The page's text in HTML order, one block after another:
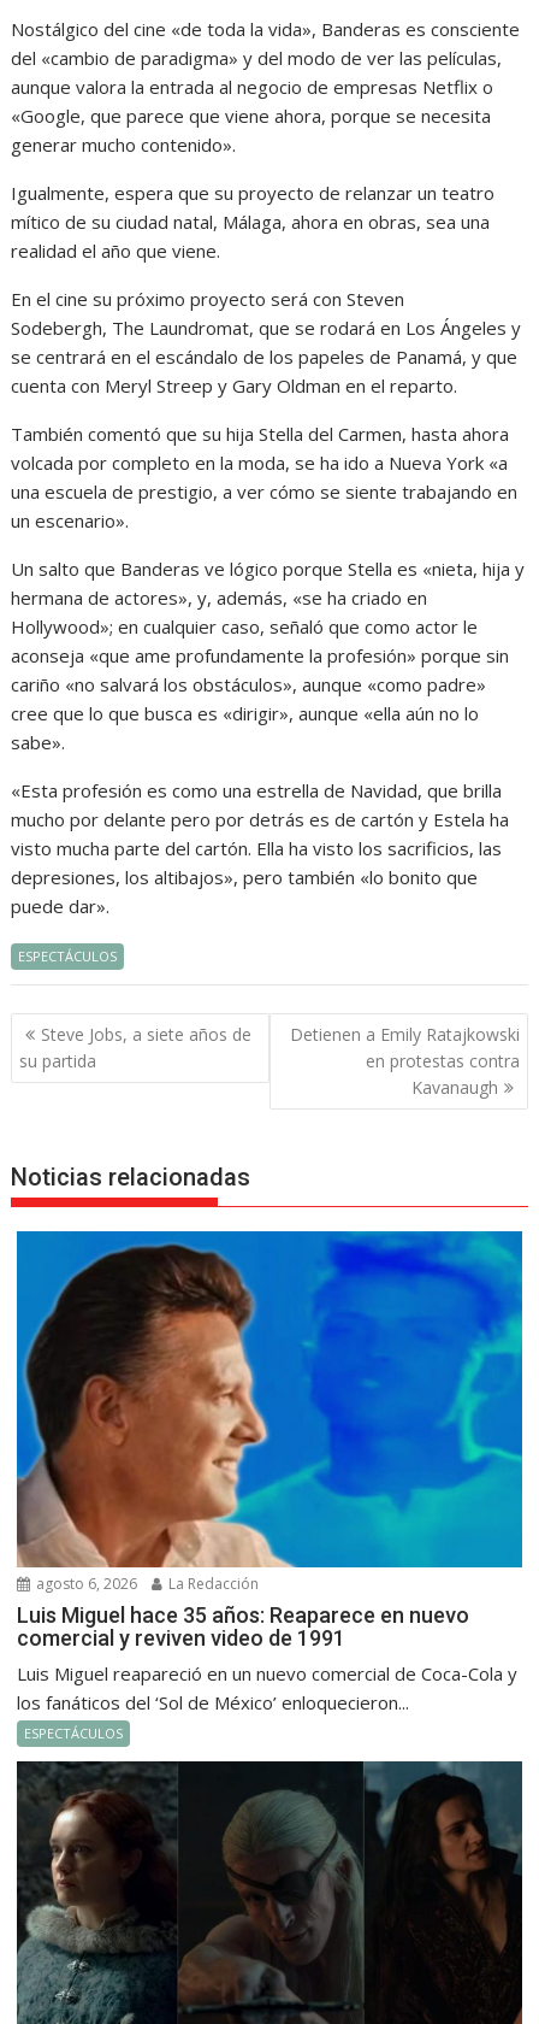
Nostálgico del cine «de toda la vida», Banderas es consciente
del «cambio de paradigma» y del modo de ver las películas,
aunque valora la entrada al negocio de empresas Netflix o
«Google, que parece que viene ahora, porque se necesita
generar mucho contenido».
Igualmente, espera que su proyecto de relanzar un teatro
mítico de su ciudad natal, Málaga, ahora en obras, sea una
realidad el año que viene.
En el cine su próximo proyecto será con Steven
Sodebergh, The Laundromat, que se rodará en Los Ángeles y
se centrará en el escándalo de los papeles de Panamá, y que
cuenta con Meryl Streep y Gary Oldman en el reparto.
También comentó que su hija Stella del Carmen, hasta ahora
volcada por completo en la moda, se ha ido a Nueva York «a
una escuela de prestigio, a ver cómo se siente trabajando en
un escenario».
Un salto que Banderas ve lógico porque Stella es «nieta, hija y
hermana de actores», y, además, «se ha criado en
Hollywood»; en cualquier caso, señaló que como actor le
aconseja «que ame profundamente la profesión» porque sin
cariño «no salvará los obstáculos», aunque «como padre»
cree que lo que busca es «dirigir», aunque «ella aún no lo
sabe».
«Esta profesión es como una estrella de Navidad, que brilla
mucho por delante pero por detrás es de cartón y Estela ha
visto mucha parte del cartón. Ella ha visto los sacrificios, las
depresiones, los altibajos», pero también «lo bonito que
puede dar».
ESPECTÁCULOS
Navegación
de
entradas
Steve Jobs, a siete años de
su partida
Detienen a Emily Ratajkowski
en protestas contra
Kavanaugh
Noticias relacionadas
agosto 6, 2026 La Redacción
Luis Miguel hace 35 años: Reaparece en nuevo
comercial y reviven video de 1991
Luis Miguel reapareció en un nuevo comercial de Coca-Cola y
los fanáticos del ‘Sol de México’ enloquecieron...
ESPECTÁCULOS